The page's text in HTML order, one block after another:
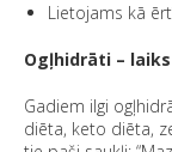
Lietojams kā
Ogļhidrāti –
Gadiem ilgi
diēta, keto diēta,